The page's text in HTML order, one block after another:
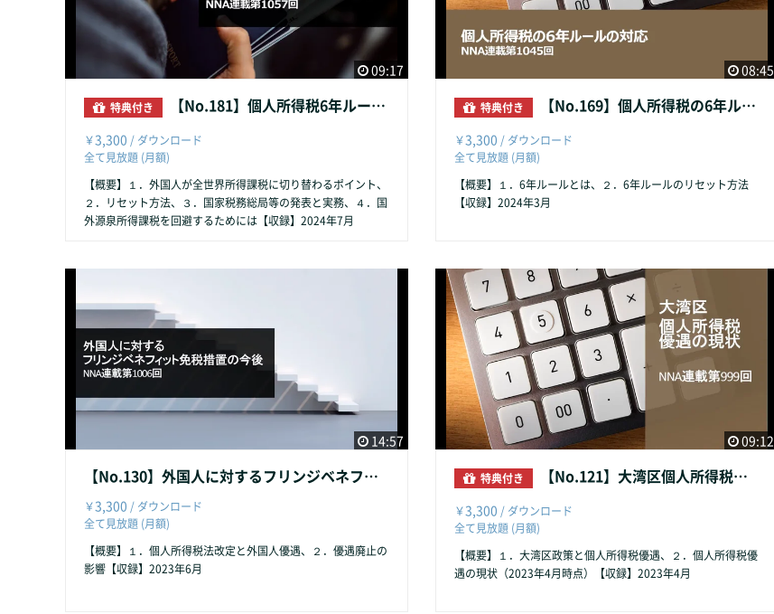
09:17
特典付き 【No.181】個人所得税6年ルールのリセット
￥3,300 / ダウンロード
全て見放題 (月額)
【概要】１．外国人が全世界所得課税に切り替わるポイント、
２．リセット方法、３．国家税務総局等の発表と実務、４．国
外源泉所得課税を回避するためには【収録】2024年7月
08:45
特典付き 【No.169】個人所得税の6年ルールの対応
￥3,300 / ダウンロード
全て見放題 (月額)
【概要】１．6年ルールとは、２．6年ルールのリセット方法
【収録】2024年3月
14:57
【No.130】外国人に対するフリンジベネフィット免税措置の今後
￥3,300 / ダウンロード
全て見放題 (月額)
【概要】１．個人所得税法改定と外国人優遇、２．優遇廃止の
影響【収録】2023年6月
09:12
特典付き 【No.121】大湾区個人所得税優遇の現状
￥3,300 / ダウンロード
全て見放題 (月額)
【概要】１．大湾区政策と個人所得税優遇、２．個人所得税優
遇の現状（2023年4月時点）【収録】2023年4月